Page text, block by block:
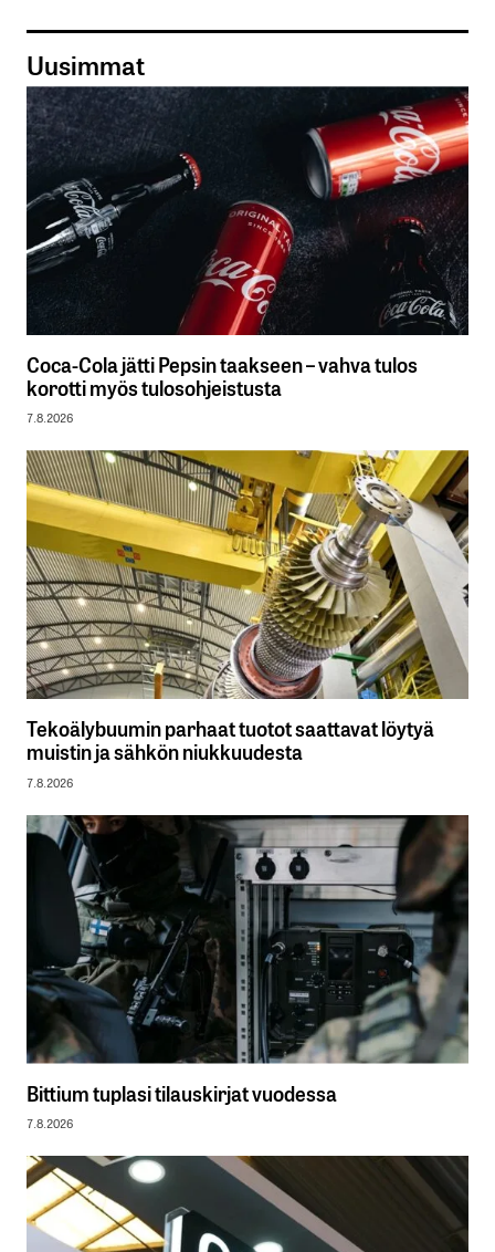
Uusimmat
Coca-Cola jätti Pepsin taakseen – vahva tulos
korotti myös tulosohjeistusta
7.8.2026
Tekoälybuumin parhaat tuotot saattavat löytyä
muistin ja sähkön niukkuudesta
7.8.2026
Bittium tuplasi tilauskirjat vuodessa
7.8.2026